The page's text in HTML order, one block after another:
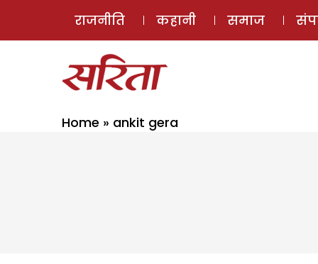
राजनीति कहानी समाज
Home » ankit gera